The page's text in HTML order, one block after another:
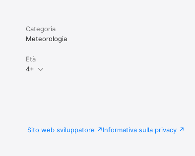
Categoria
Meteorologia
Età
4+
Sito web sviluppatore Informativa sulla privacy